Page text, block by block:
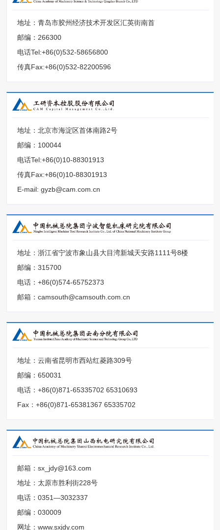
地址：青岛市胶州经济技术开发区汇英街南首
邮编：266300
电话Tel:+86(0)532-58656800
传真Fax:+86(0)532-82200596
地址：北京市海淀区首体南路2号
邮编：100044
电话Tel:+86(0)10-88301913
传真Fax:+86(0)10-88301913
E-mail: gyzb@cam.com.cn
地址：浙江省宁波市象山县大目湾新城天安路1111号8楼
邮编：315700
电话：+86(0)574-65752373
邮箱：camsouth@camsouth.com.cn
地址：云南省昆明市西站红菱路309号
邮编：650031
电话：+86(0)871-65335702 65310693
Fax：+86(0)871-65381367 65335702
邮箱：sx_jdy@163.com
地址：太原市胜利街228号
电话：0351—3032337
邮编：030009
网址：www.sxjdy.com